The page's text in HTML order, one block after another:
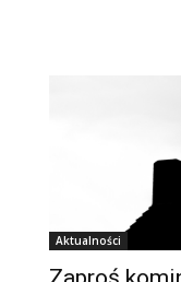
Aktualności